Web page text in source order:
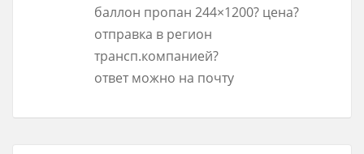
баллон пропан 244×1200? цена?
отправка в регион
трансп.компанией?
ответ можно на почту